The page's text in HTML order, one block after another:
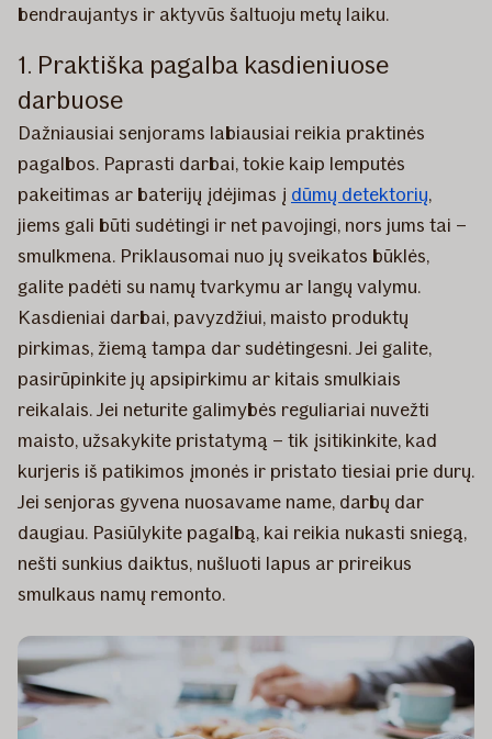
bendraujantys ir aktyvūs šaltuoju metų laiku.
1. Praktiška pagalba kasdieniuose
darbuose
Dažniausiai senjorams labiausiai reikia praktinės
pagalbos. Paprasti darbai, tokie kaip lemputės
pakeitimas ar baterijų įdėjimas į dūmų detektorių,
jiems gali būti sudėtingi ir net pavojingi, nors jums tai –
smulkmena. Priklausomai nuo jų sveikatos būklės,
galite padėti su namų tvarkymu ar langų valymu.
Kasdieniai darbai, pavyzdžiui, maisto produktų
pirkimas, žiemą tampa dar sudėtingesni. Jei galite,
pasirūpinkite jų apsipirkimu ar kitais smulkiais
reikalais. Jei neturite galimybės reguliariai nuvežti
maisto, užsakykite pristatymą – tik įsitikinkite, kad
kurjeris iš patikimos įmonės ir pristato tiesiai prie durų.
Jei senjoras gyvena nuosavame name, darbų dar
daugiau. Pasiūlykite pagalbą, kai reikia nukasti sniegą,
nešti sunkius daiktus, nušluoti lapus ar prireikus
smulkaus namų remonto.